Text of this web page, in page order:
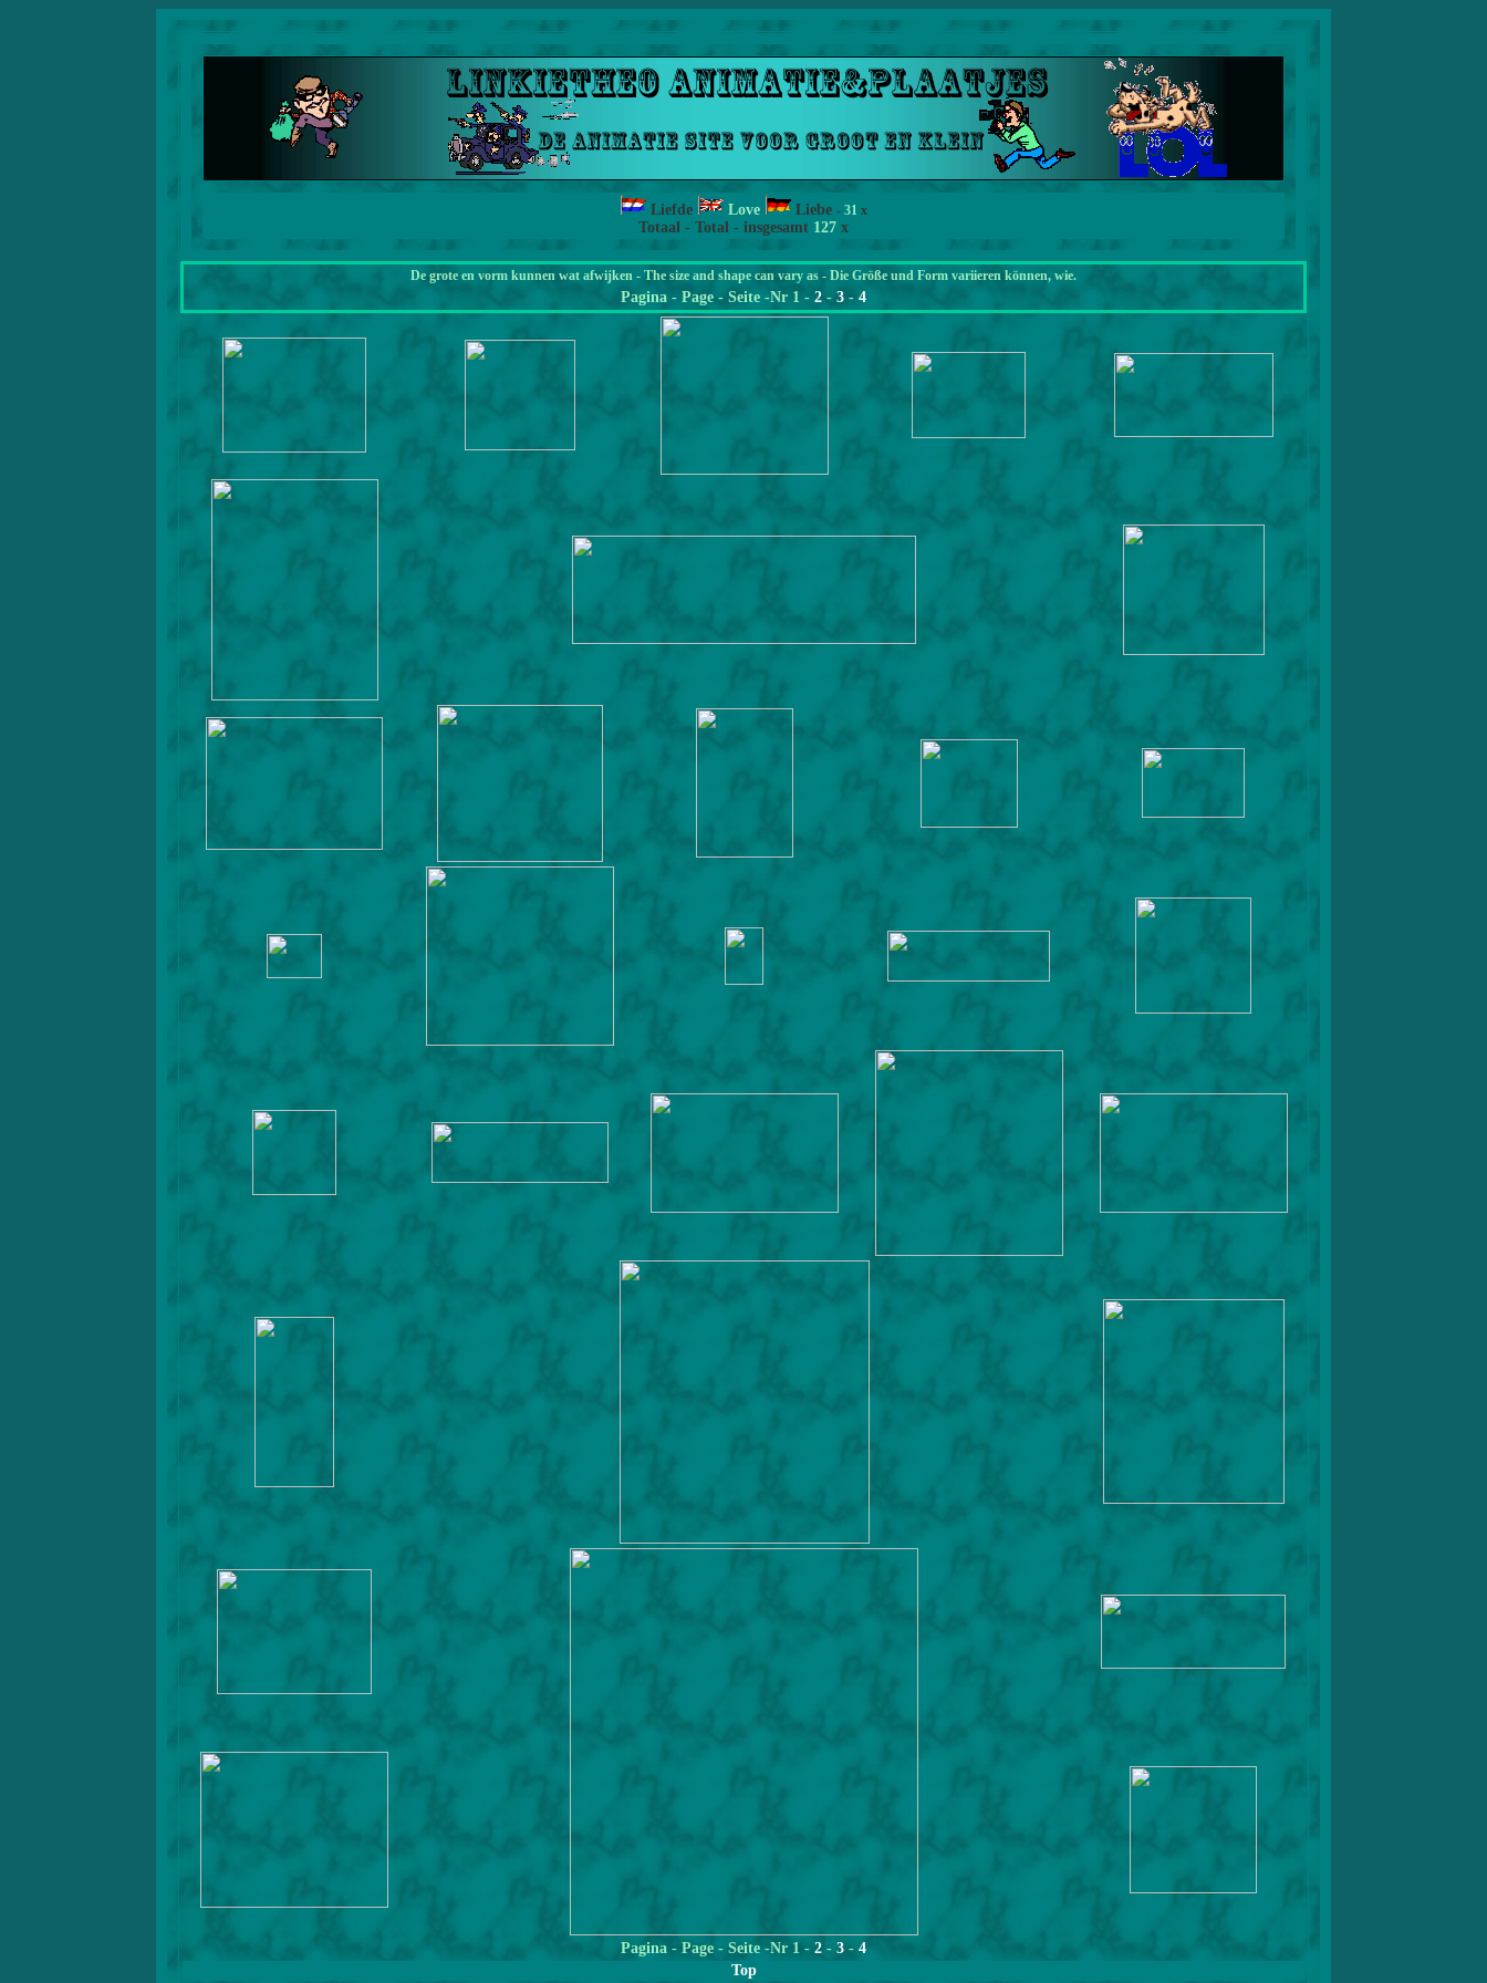
Liefde Love Liebe - 31 x
Totaal - Total - insgesamt 127 x
De grote en vorm kunnen wat afwijken - The size and shape can vary as - Die Größe und Form variieren können, wie.
Pagina - Page - Seite -Nr 1 - 2 - 3 - 4
Pagina - Page - Seite -Nr 1 - 2 - 3 - 4
Top